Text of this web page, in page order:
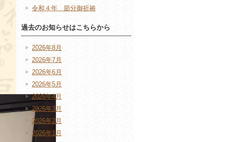
令和４年 節分御祈祷
過去のお知らせはこちらから
2026年8月
2026年7月
2026年6月
2026年5月
2026年4月
2026年3月
2026年2月
2026年1月